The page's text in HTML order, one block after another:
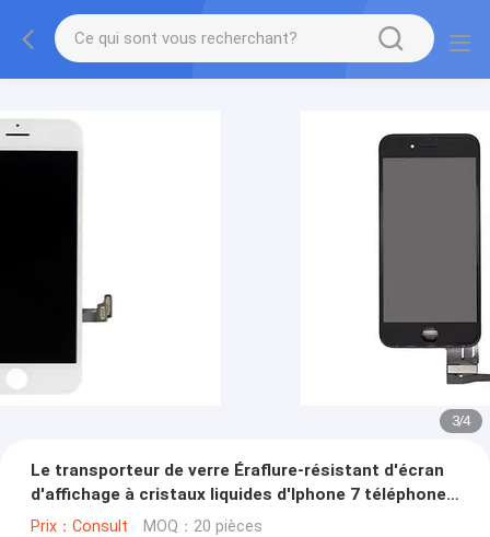
3/4
Le transporteur de verre Éraflure-résistant d'écran
d'affichage à cristaux liquides d'Iphone 7 téléphone
l'OEM de pièces de rechange
Prix：Consult MOQ：20 pièces